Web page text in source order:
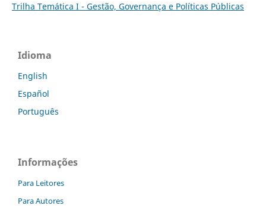
Trilha Temática I - Gestão, Governança e Políticas Públicas
Idioma
English
Español
Português
Informações
Para Leitores
Para Autores